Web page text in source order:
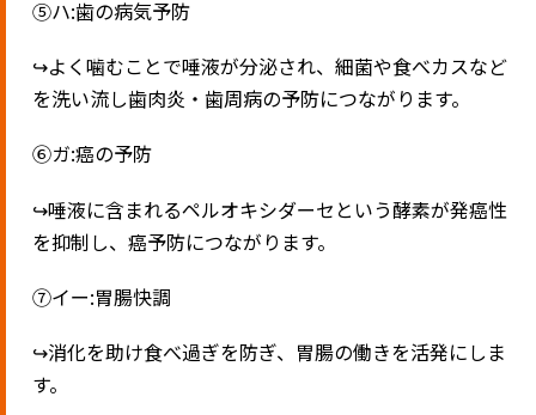
⑤ハ:歯の病気予防
↪︎よく噛むことで唾液が分泌され、細菌や食べカスなど
を洗い流し歯肉炎・歯周病の予防につながります。
⑥ガ:癌の予防
↪︎唾液に含まれるペルオキシダーセという酵素が発癌性
を抑制し、癌予防につながります。
⑦イー:胃腸快調
↪︎消化を助け食べ過ぎを防ぎ、胃腸の働きを活発にしま
す。